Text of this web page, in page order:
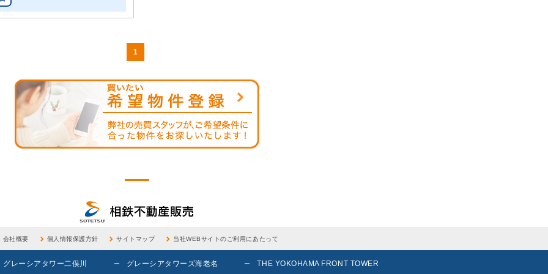
1
会社概要 個人情報保護方針 サイトマップ 当社WEBサイトのご利用にあたって
グレーシアタワー二俣川 グレーシアタワーズ海老名 THE YOKOHAMA FRONT TOWER